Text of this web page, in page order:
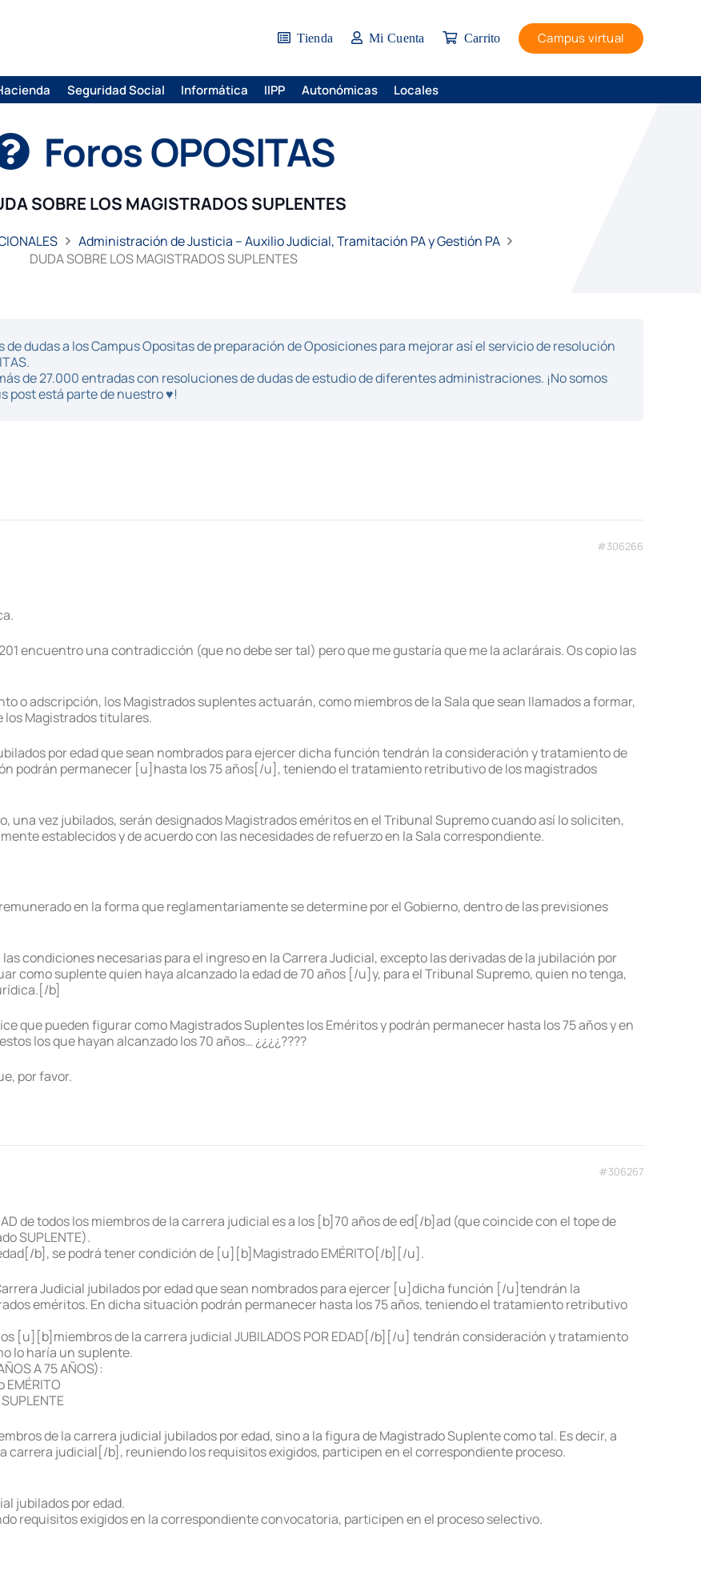
Tienda Mi Cuenta Carrito Campus virtual
Seguridad Social Informática IIPP Autonómicas Locales
Foros OPOSITAS
SOBRE LOS MAGISTRADOS SUPLENTES
Administración de Justicia – Auxilio Judicial, Tramitación PA y Gestión PA
DUDA SOBRE LOS MAGISTRADOS SUPLENTES
dudas a los Campus Opositas de preparación de Oposiciones para mejorar así el servicio de resolución
de 27.000 entradas con resoluciones de dudas de estudio de diferentes administraciones. ¡No somos
post está parte de nuestro ♥!
#306266
encuentro una contradicción (que no debe ser tal) pero que me gustaría que me la aclarárais. Os copio las
o adscripción, los Magistrados suplentes actuarán, como miembros de la Sala que sean llamados a formar,
los Magistrados titulares.
por edad que sean nombrados para ejercer dicha función tendrán la consideración y tratamiento de
podrán permanecer [u]hasta los 75 años[/u], teniendo el tratamiento retributivo de los magistrados
una vez jubilados, serán designados Magistrados eméritos en el Tribunal Supremo cuando así lo soliciten,
establecidos y de acuerdo con las necesidades de refuerzo en la Sala correspondiente.
en la forma que reglamentariamente se determine por el Gobierno, dentro de las previsiones
condiciones necesarias para el ingreso en la Carrera Judicial, excepto las derivadas de la jubilación por
como suplente quien haya alcanzado la edad de 70 años [/u]y, para el Tribunal Supremo, quien no tenga,
b]
que pueden figurar como Magistrados Suplentes los Eméritos y podrán permanecer hasta los 75 años y en
los que hayan alcanzado los 70 años… ¿¿¿¿????
por favor.
#306267
de todos los miembros de la carrera judicial es a los [b]70 años de ed[/b]ad (que coincide con el tope de
SUPLENTE).
b], se podrá tener condición de [u][b]Magistrado EMÉRITO[/b][/u].
Judicial jubilados por edad que sean nombrados para ejercer [u]dicha función [/u]tendrán la
eméritos. En dicha situación podrán permanecer hasta los 75 años, teniendo el tratamiento retributivo
[u][b]miembros de la carrera judicial JUBILADOS POR EDAD[/b][/u] tendrán consideración y tratamiento
lo haría un suplente.
A 75 AÑOS):
de la carrera judicial jubilados por edad, sino a la figura de Magistrado Suplente como tal. Es decir, a
carrera judicial[/b], reuniendo los requisitos exigidos, participen en el correspondiente proceso.
jubilados por edad.
requisitos exigidos en la correspondiente convocatoria, participen en el proceso selectivo.